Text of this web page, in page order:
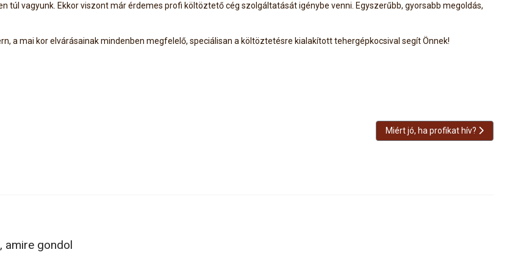
túl vagyunk. Ekkor viszont már érdemes profi költöztető cég szolgáltatását igénybe venni. Egyszerűbb, gyorsabb megoldás,
a mai kor elvárásainak mindenben megfelelő, speciálisan a költöztetésre kialakított tehergépkocsival segít Önnek!
Következő cikk: Miért jó, ha
Miért jó, ha profikat hív?
amire gondol